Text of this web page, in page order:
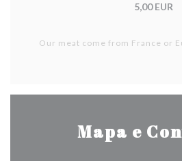
5,00 EUR
Our meat come from France or
Mapa e